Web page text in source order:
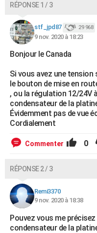
Dictionnaire
Biographies
Citations
Expressions
Proverbes
PROGRAMME TV
COPAINS D'AVANT
S'inscrire
Se connecter
Lycées
Collèges
Primaires
Universités
Entreprises
Service militaire
Avis de recherche
AVIS DE DÉCÈS
FORUM
Bricolage
Lifestyle
Culture
Sport
Auto
Television
Voyage
Cinema
RÉPONSE 1 / 3
stf_jpd87 29 968
9 nov. 2020 à 18:23
Bonjour le Canada
Si vous avez une tension
le bouton de mise en
, ou la régulation 12/24V
condensateur de la
Évidemment pas de vue
Cordialement
Commenter 0
RÉPONSE 2 / 3
Remi3370
9 nov. 2020 à 18:38
Pouvez vous me
condensateur de la